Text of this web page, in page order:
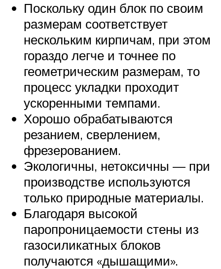
Поскольку один блок по своим
размерам соответствует
нескольким кирпичам, при этом
гораздо легче и точнее по
геометрическим размерам, то
процесс укладки проходит
ускоренными темпами.
Хорошо обрабатываются
резанием, сверлением,
фрезерованием.
Экологичны, нетоксичны — при
производстве используются
только природные материалы.
Благодаря высокой
паропроницаемости стены из
газосиликатных блоков
получаются «дышащими».